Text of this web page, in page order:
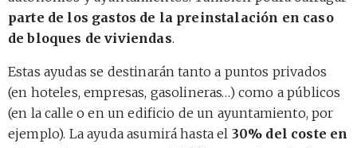
parte de los gastos de la preinstalación en caso
de bloques de viviendas.
Estas ayudas se destinarán tanto a puntos privados
(en hoteles, empresas, gasolineras…) como a públicos
(en la calle o en un edificio de un ayuntamiento, por
ejemplo). La ayuda asumirá hasta el 30% del coste en